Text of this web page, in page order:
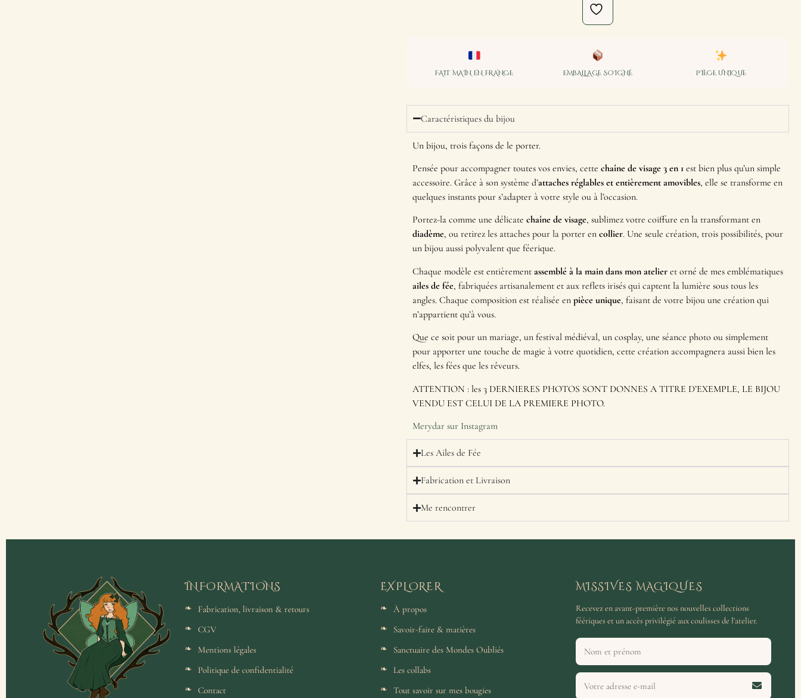
FAIT MAIN EN FRANCE EMBALLAGE SOIGNÉ PIÈCE UNIQUE
Caractéristiques du bijou
Un bijou, trois façons de le porter.
Pensée pour accompagner toutes vos envies, cette chaîne de visage 3 en 1 est bien plus qu’un simple
accessoire. Grâce à son système d’attaches réglables et entièrement amovibles, elle se transforme en
quelques instants pour s’adapter à votre style ou à l’occasion.
Portez-la comme une délicate chaîne de visage, sublimez votre coiffure en la transformant en
diadème, ou retirez les attaches pour la porter en collier. Une seule création, trois possibilités, pour
un bijou aussi polyvalent que féerique.
Chaque modèle est entièrement assemblé à la main dans mon atelier et orné de mes emblématiques
ailes de fée, fabriquées artisanalement et aux reflets irisés qui captent la lumière sous tous les
angles. Chaque composition est réalisée en pièce unique, faisant de votre bijou une création qui
n’appartient qu’à vous.
Que ce soit pour un mariage, un festival médiéval, un cosplay, une séance photo ou simplement
pour apporter une touche de magie à votre quotidien, cette création accompagnera aussi bien les
elfes, les fées que les rêveurs.
ATTENTION : les 3 DERNIERES PHOTOS SONT DONNES A TITRE D’EXEMPLE, LE BIJOU
VENDU EST CELUI DE LA PREMIERE PHOTO.
Merydar sur Instagram
Les Ailes de Fée
Fabrication et Livraison
Me rencontrer
INFORMATIONS
Fabrication, livraison & retours
CGV
Mentions légales
Politique de confidentialité
Contact
EXPLORER
À propos
Savoir-faire & matières
Sanctuaire des Mondes Oubliés
Les collabs
Tout savoir sur mes bougies
MISSIVES MAGIQUES
Recevez en avant-première nos nouvelles collections
féériques et un accès privilégié aux coulisses de l'atelier.